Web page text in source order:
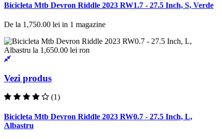
Bicicleta Mtb Devron Riddle 2023 RW1.7 - 27.5 Inch, S, Verde
De la 1,750.00 lei in 1 magazine
Vezi produs
(1)
Bicicleta Mtb Devron Riddle 2023 RW0.7 - 27.5 Inch, L,
Albastru